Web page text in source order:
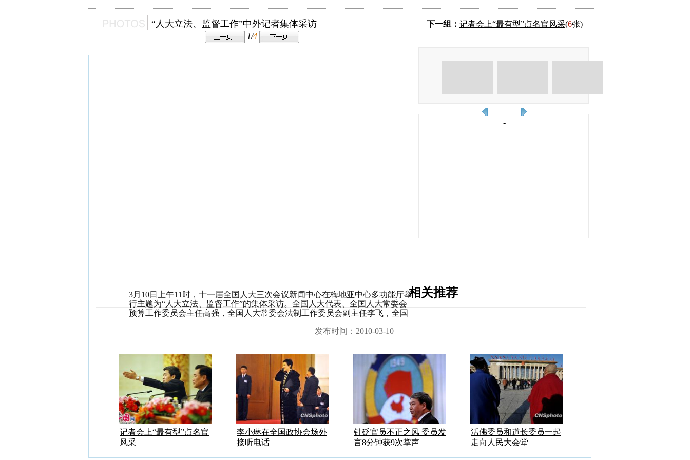
“人大立法、监督工作”中外记者集体采访 下一组： 记者会上“最有型”点名官风采(6张)
1/4
3月10日上午11时，十一届全国人大三次会议新闻中心在梅地亚中心多功能厅举
行主题为“人大立法、监督工作”的集体采访。全国人大代表、全国人大常委会
预算工作委员会主任高强，全国人大常委会法制工作委员会副主任李飞，全国
发布时间：2010-03-10
-
相关推荐
记者会上“最有型”点名官
风采
李小琳在全国政协会场外
接听电话
针砭官员不正之风 委员发
言8分钟获9次掌声
活佛委员和道长委员一起
走向人民大会堂